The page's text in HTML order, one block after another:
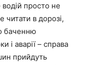
просто не
в дорозі,
баченню
і аварії – справа
прийдуть